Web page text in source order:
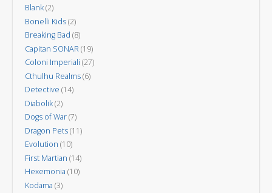
Blank(2)
Bonelli Kids(2)
Breaking Bad (8)
Capitan SONAR(19)
Coloni Imperiali (27)
Cthulhu Realms(6)
Detective (14)
Diabolik(2)
Dogs of War(7)
Dragon Pets(11)
Evolution (10)
First Martian (14)
Hexemonia (10)
Kodama (3)